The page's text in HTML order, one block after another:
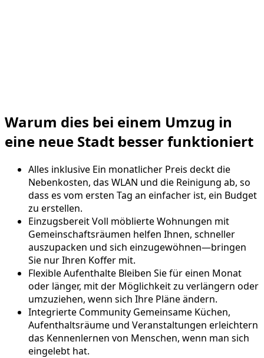
Warum dies bei einem Umzug in
eine neue Stadt besser funktioniert
Alles inklusive Ein monatlicher Preis deckt die
Nebenkosten, das WLAN und die Reinigung ab, so
dass es vom ersten Tag an einfacher ist, ein Budget
zu erstellen.
EinzugsbereitVoll möblierte Wohnungen mit
Gemeinschaftsräumen helfen Ihnen, schneller
auszupacken und sich einzugewöhnen—bringen
Sie nur Ihren Koffer mit.
Flexible Aufenthalte Bleiben Sie für einen Monat
oder länger, mit der Möglichkeit zu verlängern oder
umzuziehen, wenn sich Ihre Pläne ändern.
Integrierte Community Gemeinsame Küchen,
Aufenthaltsräume und Veranstaltungen erleichtern
das Kennenlernen von Menschen, wenn man sich
eingelebt hat.